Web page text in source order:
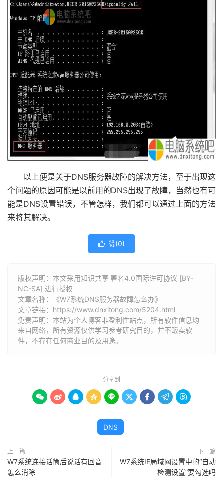
以上便是关于DNS服务器故障的解决方法，至于出现这
个问题的原因可能是以前用的DNS出现了故障，当然也有可
能是DNS设置错误，不管怎样，我们都可以通过上面的方法
来将其解决。
 赞(0)
版权声明：本文采用知识共享 署名4.0国际许可协议 [BY-
NC-SA] 进行授权
文章名称：《W7系统DNS服务器故障怎么办》
文章链接： https://www.dnxitong.com/5204.html
免责声明：本站为个人博客非盈利性站点，所有软件信息均
来自网络，所有资源仅供学习参考研究目的，并不贩卖软
件，不存在任何商业目的及用途。
分享到
        
DNS
上一篇
W7系统连接话筒后说话有回音
怎么消除
下一篇
W7系统IE局域网设置中的“自动
检测设置”要勾选吗